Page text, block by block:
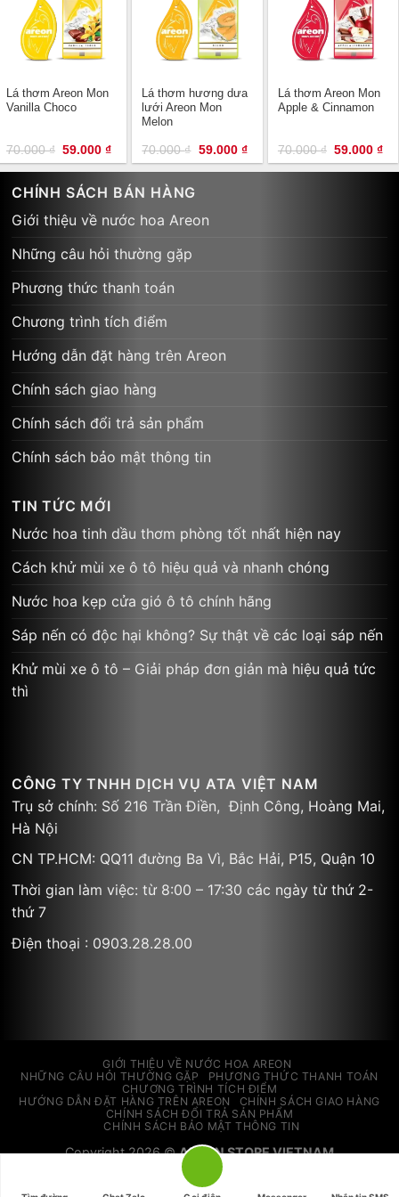
Lá thơm Areon Mon
Vanilla Choco
70.000₫ Giá
gốc
là:
59.000₫Giá
hiện
tại
59.000 ₫.
Lá thơm hương dưa
lưới Areon Mon
Melon
70.000₫ Giá
gốc
là:
59.000 ₫Giá
hiện
tại
Lá thơm Areon Mon
Apple & Cinnamon
70.000₫ Giá
gốc
là:
59.000₫
tại
CHÍNH SÁCH BÁN HÀNG
Giới thiệu về nước hoa Areon
Những câu hỏi thường gặp
Phương thức thanh toán
Chương trình tích điểm
Hướng dẫn đặt hàng trên Areon
Chính sách giao hàng
Chính sách đổi trả sản phẩm
Chính sách bảo mật thông tin
TIN TỨC MỚI
Nước hoa tinh dầu thơm phòng tốt nhất hiện nay
Cách khử mùi xe ô tô hiệu quả và nhanh chóng
Nước hoa kẹp cửa gió ô tô chính hãng
Sáp nến có độc hại không? Sự thật về các loại sáp nến
Khử mùi xe ô tô – Giải pháp đơn giản mà hiệu quả tức
thì
CÔNG TY TNHH DỊCH VỤ ATA VIỆT NAM
Trụ sở chính: Số 216 Trần Điền, Định Công, Hoàng Mai,
Hà Nội
CN TP.HCM: QQ11 đường Ba Vì, Bắc Hải, P15, Quận 10
Thời gian làm việc: từ 8:00 – 17:30 các ngày từ thứ 2-
thứ 7
Điện thoại : 0903.28.28.00
GIỚI THIỆU VỀ NƯỚC HOA AREON
NHỮNG CÂU HỎI THƯỜNG GẶP
PHƯƠNG THỨC THANH TOÁN
CHƯƠNG TRÌNH TÍCH ĐIỂM
HƯỚNG DẪN ĐẶT HÀNG TRÊN AREON
CHÍNH SÁCH GIAO HÀNG
CHÍNH SÁCH ĐỔI TRẢ SẢN PHẨM
CHÍNH SÁCH BẢO MẬT THÔNG TIN
Copyright 2026 ©AREON STORE VIETNAM